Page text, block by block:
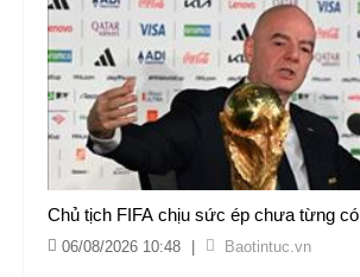
Chủ tịch FIFA chịu sức ép chưa từng có
06/08/2026 10:48 Baotintuc.vn